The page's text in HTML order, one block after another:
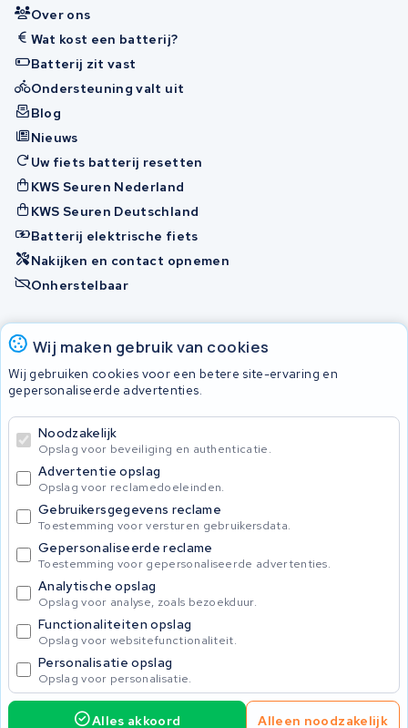
Wij maken gebruik van cookies
Wij gebruiken cookies voor een betere site-ervaring en
gepersonaliseerde advertenties.
Noodzakelijk
Opslag voor beveiliging en authenticatie.
Advertentie opslag
Opslag voor reclamedoeleinden.
Gebruikersgegevens reclame
Toestemming voor versturen gebruikersdata.
Gepersonaliseerde reclame
Toestemming voor gepersonaliseerde advertenties.
Analytische opslag
Opslag voor analyse, zoals bezoekduur.
Functionaliteiten opslag
Opslag voor websitefunctionaliteit.
Personalisatie opslag
Opslag voor personalisatie.
Alles akkoord Alleen noodzakelijk
Over ons
Wat kost een batterij?
Batterij zit vast
Ondersteuning valt uit
Blog
Nieuws
Uw fiets batterij resetten
KWS Seuren Nederland
KWS Seuren Deutschland
Batterij elektrische fiets
Nakijken en contact opnemen
Onherstelbaar
Accu's
Privacy Policy